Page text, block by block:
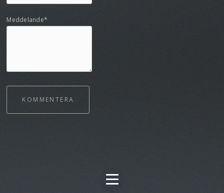
Meddelande*
KOMMENTERA